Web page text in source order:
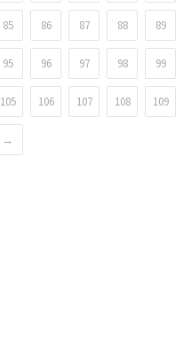
85 86 87 88 89
95 96 97 98 99
105 106 107 108 109
→